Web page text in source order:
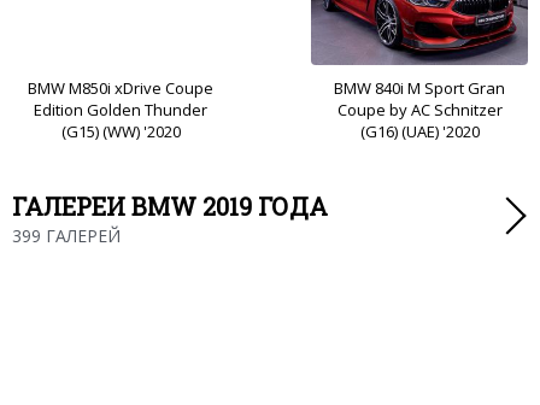
BMW M850i xDrive Coupe
Edition Golden Thunder
(G15) (WW) '2020
BMW 840i M Sport Gran
Coupe by AC Schnitzer
(G16) (UAE) '2020
ГАЛЕРЕИ BMW 2019 ГОДА
399 ГАЛЕРЕЙ